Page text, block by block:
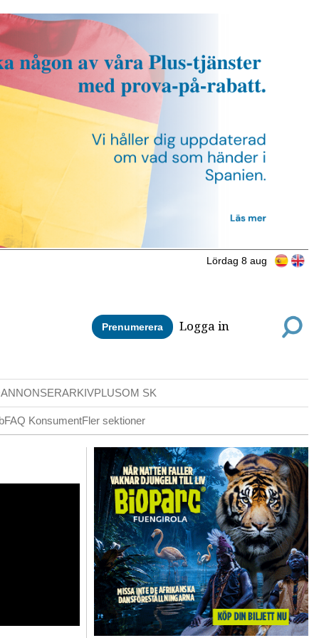
Lördag 8 aug
Prenumerera Logga in
ARKIVPLUSOM SK
FAQ KonsumentFler sektioner